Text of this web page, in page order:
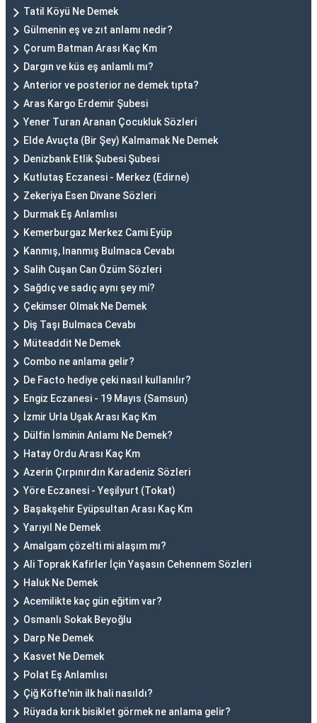
Tatil Köyü Ne Demek
Gülmenin eş ve zıt anlamı nedir?
Çorum Batman Arası Kaç Km
Dargın ve küs eş anlamlı mı?
Anterior ve posterior ne demek tıpta?
Aras Kargo Erdemir Şubesi
Yener Turan Aranan Çocukluk Sözleri
Elde Avuçta (Bir Şey) Kalmamak Ne Demek
Denizbank Etlik Şubesi Şubesi
Kutlutaş Eczanesi - Merkez (Edirne)
Zekeriya Esen Divane Sözleri
Durmak Eş Anlamlısı
Kemerburgaz Merkez Cami Eyüp
Kanmış, Inanmış Bulmaca Cevabı
Salih Cuşan Can Özüm Sözleri
Sağdıç ve sadıç aynı şey mi?
Çekimser Olmak Ne Demek
Diş Taşı Bulmaca Cevabı
Müteaddit Ne Demek
Combo ne anlama gelir?
De Facto hediye çeki nasıl kullanılır?
Engiz Eczanesi - 19 Mayıs (Samsun)
İzmir Urla Uşak Arası Kaç Km
Dülfin İsminin Anlamı Ne Demek?
Hatay Ordu Arası Kaç Km
Azerin Çırpınırdın Karadeniz Sözleri
Yöre Eczanesi - Yeşilyurt (Tokat)
Başakşehir Eyüpsultan Arası Kaç Km
Yarıyıl Ne Demek
Amalgam çözelti mi alaşım mı?
Ali Toprak Kafirler İçin Yaşasın Cehennem Sözleri
Haluk Ne Demek
Acemilikte kaç gün eğitim var?
Osmanlı Sokak Beyoğlu
Darp Ne Demek
Kasvet Ne Demek
Polat Eş Anlamlısı
Çiğ Köfte'nin ilk hali nasıldı?
Rüyada kırık bisiklet görmek ne anlama gelir?